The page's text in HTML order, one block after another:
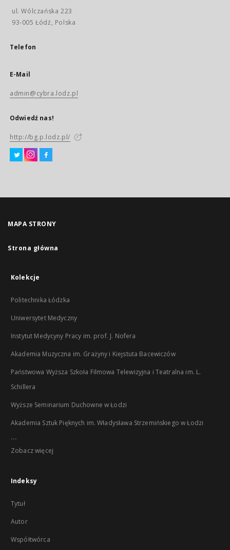
ul. Wólczańska 223
93-005 Łódź, Polska
Telefon
E-Mail
admin@cybra.lodz.pl
Odwiedź nas!
http://bg.p.lodz.pl/
MAPA STRONY
Strona główna
Kolekcje
Politechnika Łódzka
Uniwersytet Medyczny
Instytut Medycyny Pracy im. prof. J. Nofera
Akademia Muzyczna im. Grażyny i Kiejstuta Bacewiczów
Państwowa Wyższa Szkoła Filmowa Telewizyjna i Teatralna im. L.
Schillera
Wyższe Seminarium Duchowne w Łodzi
Akademia Sztuk Pięknych im. Władysława Strzemińskiego w Łodzi
...
Zobacz więcej
Indeksy
Tytuł
Autor
Współtwórca